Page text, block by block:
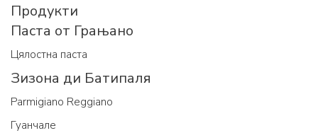
Продукти
Паста от Грањано
Цялостна паста
Зизона ди Батипаля
Parmigiano Reggiano
Гуанчале